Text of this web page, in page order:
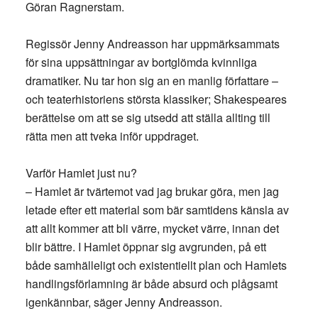
Göran Ragnerstam.
Regissör Jenny Andreasson har uppmärksammats
för sina uppsättningar av bortglömda kvinnliga
dramatiker. Nu tar hon sig an en manlig författare –
och teaterhistoriens största klassiker; Shakespeares
berättelse om att se sig utsedd att ställa allting till
rätta men att tveka inför uppdraget.
Varför Hamlet just nu?
– Hamlet är tvärtemot vad jag brukar göra, men jag
letade efter ett material som bär samtidens känsla av
att allt kommer att bli värre, mycket värre, innan det
blir bättre. I Hamlet öppnar sig avgrunden, på ett
både samhälleligt och existentiellt plan och Hamlets
handlingsförlamning är både absurd och plågsamt
igenkännbar, säger Jenny Andreasson.